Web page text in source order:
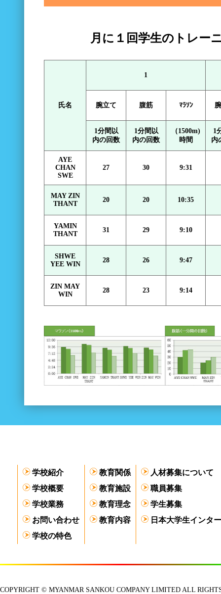
月に１回学生のトレー
氏名
1
腕立て 腹筋 ﾏﾗｿﾝ
1分間以
内の回数
1分間以
内の回数
（1500m)
時間
1
内
AYE
CHAN
SWE
27 30 9:31
MAY ZIN
THANT
20 20 10:35
YAMIN
THANT
31 29 9:10
SHWE
YEE WIN
28 26 9:47
ZIN MAY
WIN
28 23 9:14
学校紹介
学校概要
学校業務
お問い合わせ
学校の特色
教育関係
教育施設
教育理念
教育内容
人材募集について
職員募集
学生募集
日本大学生インタ
COPYRIGHT © MYANMAR SANKOU COMPANY LIMITED ALL